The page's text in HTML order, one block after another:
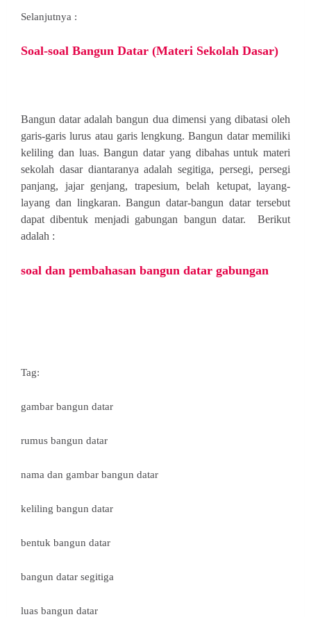
Selanjutnya :
Soal-soal Bangun Datar (Materi Sekolah Dasar)
Bangun datar adalah bangun dua dimensi yang dibatasi oleh
garis-garis lurus atau garis lengkung. Bangun datar memiliki
keliling dan luas. Bangun datar yang dibahas untuk materi
sekolah dasar diantaranya adalah segitiga, persegi, persegi
panjang, jajar genjang, trapesium, belah ketupat, layang-
layang dan lingkaran. Bangun datar-bangun datar tersebut
dapat dibentuk menjadi gabungan bangun datar. Berikut
adalah :
soal dan pembahasan bangun datar gabungan
Tag:
gambar bangun datar
rumus bangun datar
nama dan gambar bangun datar
keliling bangun datar
bentuk bangun datar
bangun datar segitiga
luas bangun datar